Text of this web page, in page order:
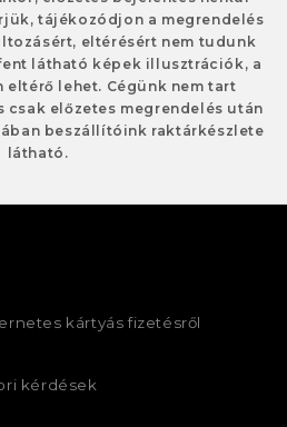
tájékozódjon a megrendelés
eltérésért nem tudunk
látható képek illusztrációk, a
eltérő lehet. Cégünk nem tart
csak előzetes megrendelés után
beszállítóink raktárkészlete
látható.
kártyás fizetésről
kérdések